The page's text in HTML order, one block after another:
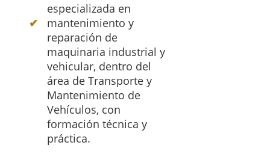
especializada en
mantenimiento y
reparación de
maquinaria industrial y
vehicular, dentro del
área de Transporte y
Mantenimiento de
Vehículos, con
formación técnica y
práctica.